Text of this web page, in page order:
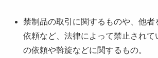
禁制品の取引に関するものや、他者
依頼など、法律によって禁止されて
の依頼や斡旋などに関するもの。